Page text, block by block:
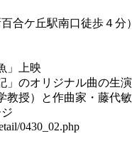
合ケ丘駅南口徒歩４分）
」上映
」のオリジナル曲の生
教授）と作曲家・藤代
ジ
0430_02.php